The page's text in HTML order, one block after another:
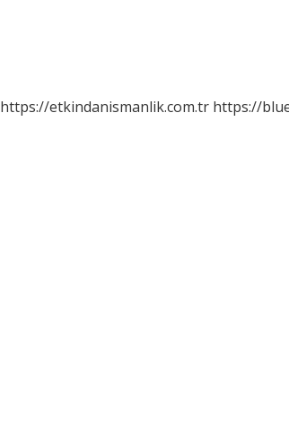
https://etkindanismanlik.com.tr https://